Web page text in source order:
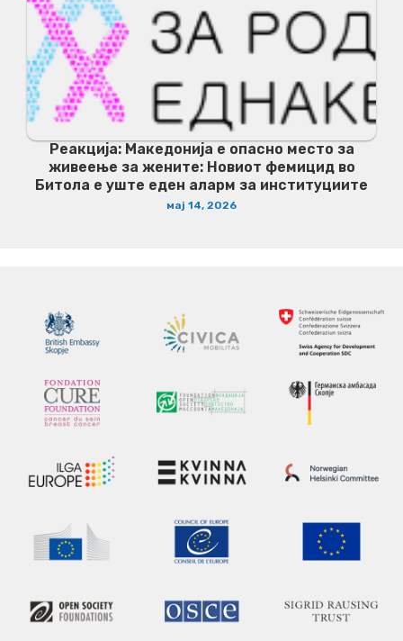
Реакција: Македонија е опасно место за
живеење за жените: Новиот фемицид во
Битола е уште еден аларм за институциите
мај 14, 2026